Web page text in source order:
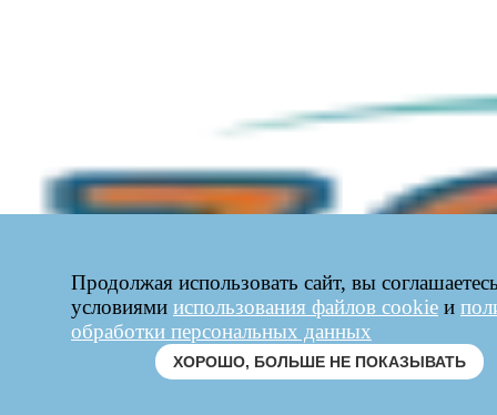
Продолжая использовать сайт, вы
условиями использования файлов cookie и
обработки персональных данных
ХОРОШО, БОЛЬШЕ НЕ ПОКАЗЫВАТЬ